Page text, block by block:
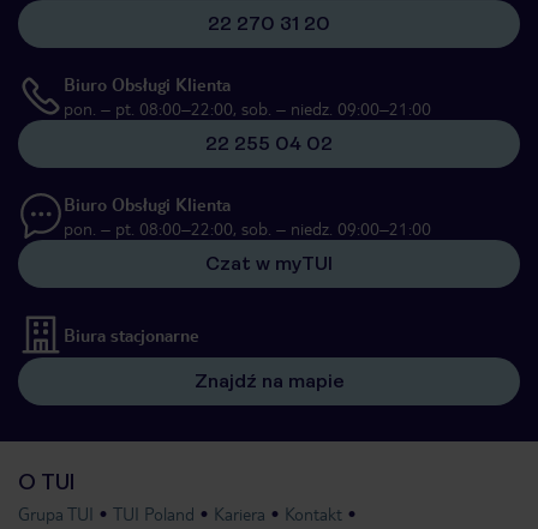
22 270 31 20
Biuro Obsługi Klienta
pon. – pt. 08:00–22:00, sob. – niedz. 09:00–21:00
22 255 04 02
Biuro Obsługi Klienta
pon. – pt. 08:00–22:00, sob. – niedz. 09:00–21:00
Czat w myTUI
Biura stacjonarne
Znajdź na mapie
O TUI
Grupa TUI TUI Poland Kariera
Kontakt